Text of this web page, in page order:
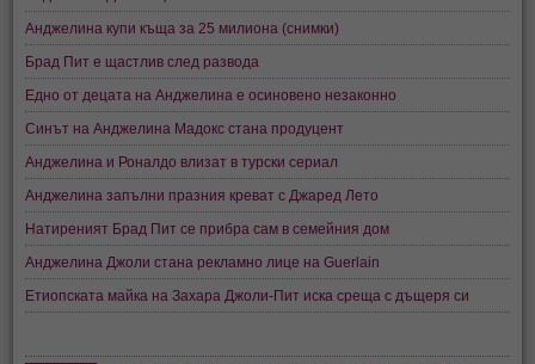
Анджелина купи къща за 25 милиона (снимки)
Брад Пит е щастлив след развода
Едно от децата на Анджелина е осиновено незаконно
Синът на Анджелина Мадокс стана продуцент
Анджелина и Роналдо влизат в турски сериал
Анджелина запълни празния креват с Джаред Лето
Натиреният Брад Пит се прибра сам в семейния дом
Анджелина Джоли стана рекламно лице на Guerlain
Етиопската майка на Захара Джоли-Пит иска среща с дъщеря си